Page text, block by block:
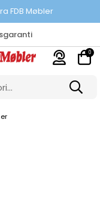
FDB Møbler
webshop
showroom
parkeringsforhold
0